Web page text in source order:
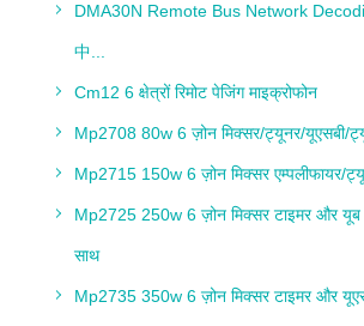
DMA30N Remote Bus Network
中...
Cm12 6 क्षेत्रों रिमोट पेजिंग माइक्रोफोन
Mp2708 80w 6 ज़ोन मिक्सर/ट्यूनर/यूएसबी/
Mp2715 150w 6 ज़ोन मिक्सर एम्पलीफायर/
Mp2725 250w 6 ज़ोन मिक्सर टाइमर और
साथ
Mp2735 350w 6 ज़ोन मिक्सर टाइमर और